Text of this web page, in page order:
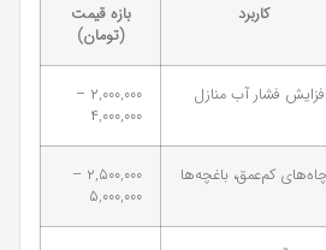
کاربرد
بازه قیمت
(تومان)
افزایش فشار آب منازل
۲,۰۰۰,۰۰۰ –
۴,۰۰۰,۰۰۰
چاه‌های کم‌عمق، باغچه‌ها
۲,۵۰۰,۰۰۰ –
۵,۰۰۰,۰۰۰